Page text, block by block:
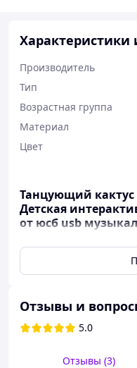
Характеристики
Производитель
Тип
Возрастная группа
Материал
Цвет
Танцующий
Детская
от юсб usb
Плюшевая игрушка в
порадует Вас и Ваших
звуки, создавая
Что делает кактус
дом уютом и
Отзывы и
5.0
Отзывы (3)